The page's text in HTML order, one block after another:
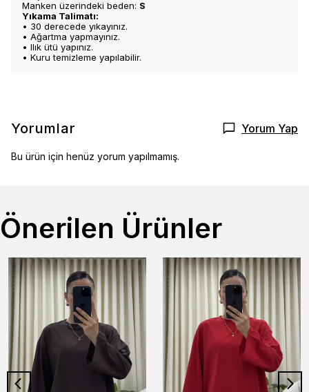
Manken üzerindeki beden: S
Yıkama Talimatı:
• 30 derecede yıkayınız.
• Ağartma yapmayınız.
• Ilık ütü yapınız.
• Kuru temizleme yapılabilir.
Yorumlar Yorum Yap
Bu ürün için henüz yorum yapılmamış.
Önerilen Ürünler